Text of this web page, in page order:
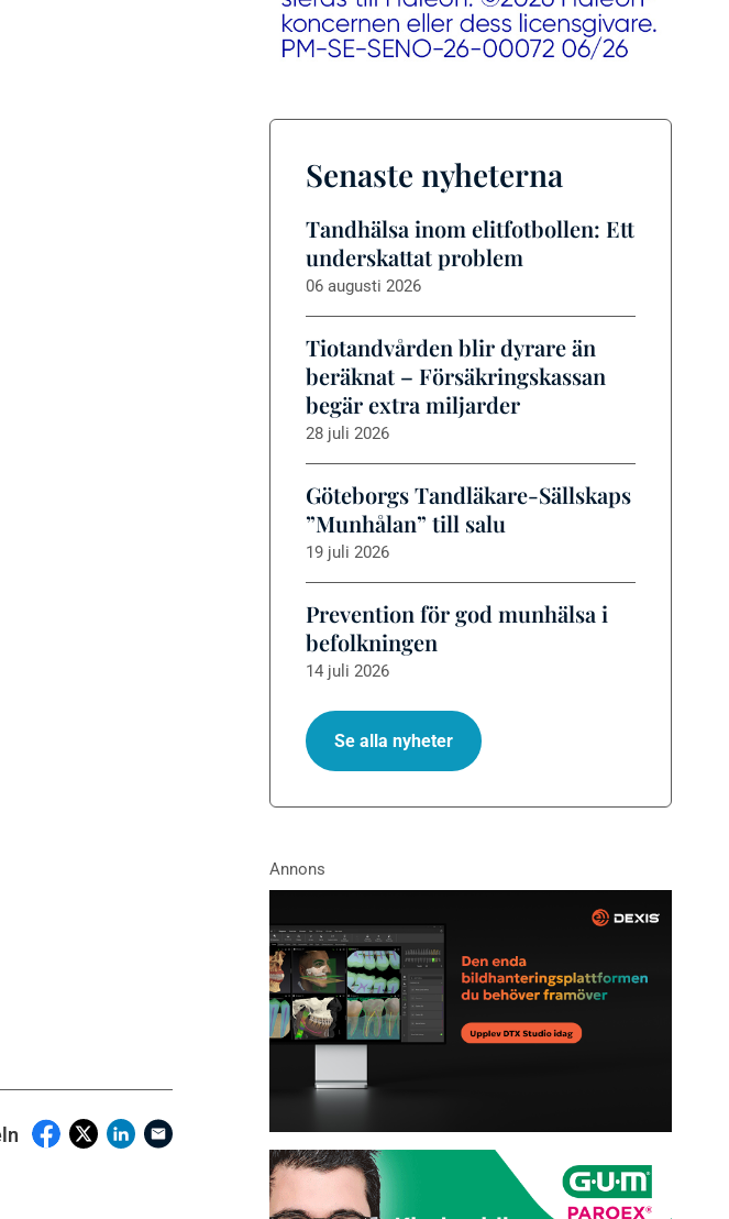
Senaste nyheterna
Tandhälsa inom elitfotbollen: Ett
underskattat problem
06 augusti 2026
Tiotandvården blir dyrare än
beräknat – Försäkringskassan
begär extra miljarder
28 juli 2026
Göteborgs Tandläkare-Sällskaps
”Munhålan” till salu
19 juli 2026
Prevention för god munhälsa i
befolkningen
14 juli 2026
Se alla nyheter